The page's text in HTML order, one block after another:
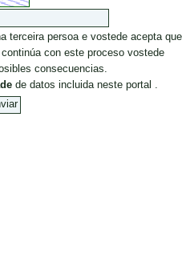
terceira persoa e vostede acepta
con este proceso vostede
consecuencias.
de datos incluida neste portal .